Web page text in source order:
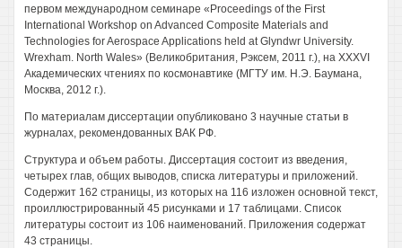
первом международном семинаре «Proceedings of the First
International Workshop on Advanced Composite Materials and
Technologies for Aerospace Applications held at Glyndwr University.
Wrexham. North Wales» (Великобритания, Рэксем, 2011 г.), на XXXVI
Академических чтениях по космонавтике (МГТУ им. Н.Э. Баумана,
Москва, 2012 г.).
По материалам диссертации опубликовано 3 научные статьи в
журналах, рекомендованных ВАК РФ.
Структура и объем работы. Диссертация состоит из введения,
четырех глав, общих выводов, списка литературы и приложений.
Содержит 162 страницы, из которых на 116 изложен основной текст,
проиллюстрированный 45 рисунками и 17 таблицами. Список
литературы состоит из 106 наименований. Приложения содержат
43 страницы.